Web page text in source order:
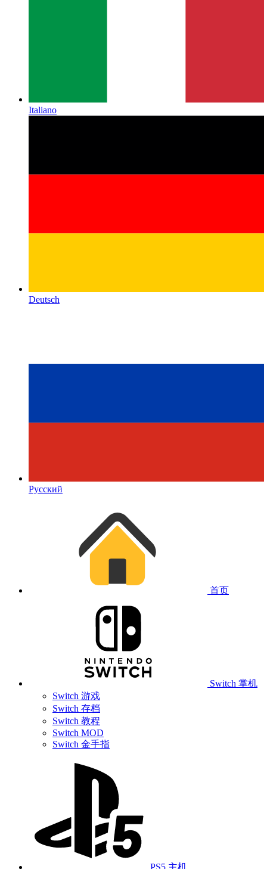
Italiano
Deutsch
Русский
首页
Switch 掌机
Switch 游戏
Switch 存档
Switch 教程
Switch MOD
Switch 金手指